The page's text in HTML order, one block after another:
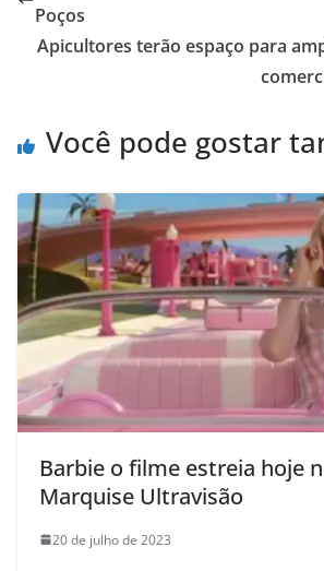
Poços
Apicultores terão espaço para
Você pode gostar
Barbie o filme estreia hoje
Marquise Ultravisão
20 de julho de 2023